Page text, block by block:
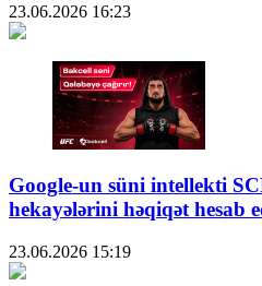
23.06.2026 16:23
Google-un süni intellekti
hekayələrini həqiqət hesab
23.06.2026 15:19